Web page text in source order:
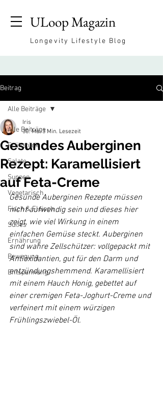
ULoop Magazin
Longevity Lifestyle Blog
Beitrag
Alle Beiträge
Frühstück
Salate
Suppen
Vegetarisch
Fisch & Fleisch
Süßes
Ernährung
Bewegung
Entspannung
Alle Beiträge
Gesundes Auberginen
Rezept: Karamellisiert
auf Feta-Creme
Iris
30. Mai 3 Min. Lesezeit
Gesunde Auberginen Rezepte müssen
nicht aufwendig sein und dieses hier
zeigt, wie viel Wirkung in einem
einfachen Gemüse steckt. Auberginen
sind wahre Zellschützer: vollgepackt mit
Antioxidantien, gut für den Darm und
entzündungshemmend. Karamellisiert
mit einem Hauch Honig, gebettet auf
einer cremigen Feta-Joghurt-Creme und
verfeinert mit einem würzigen
Frühlingszwiebel-Öl.